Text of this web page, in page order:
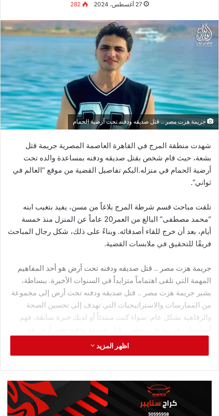
27 أغسطس، 2024 282
جريمة هزت مصر .. قتل صديقه ودفنه تحت أرضية الحمام
شهدت منطقة المرج في القاهرة العاصمة المصرية جريمة قتل
بشعة، حيث قام شخص بقتل صديقه ودفنه بمساعدة والده تحت
أرضية الحمام في منزله.اليكم تفاصيل القضية من موقع “العالم في
ثواني”.
تلقت مباحث قسم شرطة المرج بلاغاً من مسن، يفيد بتغيب ابنه
“محمد مصطفى” البالغ من العمر20 عاماً عن المنزل منذ خمسة
أيام، بعد أن خرج للقاء أصدقائه. وبناءً على ذلك، شكل رجال المباحث
فريقًا للتحقيق في ملابسات القضية.
جريمة هزت مصر .. قتل صديقه ودفنه تحت أرض هو أحد المفاهيم
المهمة التي تلقى اهتماماً متزايداً في السنوات الأخيرة. ببساطة،
يشير جريمة هزت مصر .. قتل صديقه ودفنه تحت أرض إلى مجموعة
من الممارسات والاستراتيجيات التي تهدف إلى تحسين الصحة
والرفاهية بشكل عام. سواء كنت مبتدئاً أو لديك خبرة سابقة، فهم
الخطوة الأولى للاستفادة القصوى من فوائده المتعددة.
تفريغ الكاميرات يكشف ملابسات
الجريمة
وقد أظهرت التحريات التي قامت بها شرطة المرج أن آخر ظهور
اظهر المزيد